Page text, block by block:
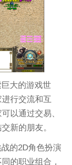
大的游戏世
行交流和互
以通过交易、
新的朋友。
的2D角色扮演
的职业组合，